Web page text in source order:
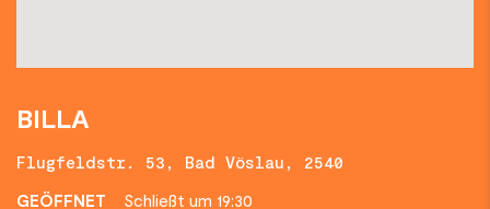
BILLA
Flugfeldstr. 53, Bad Vöslau, 2540
GEÖFFNET
Schließt um 19:30